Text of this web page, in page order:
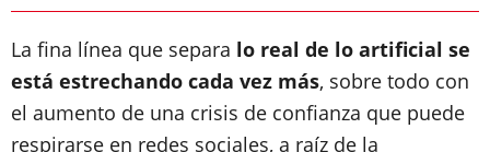
La fina línea que separa lo real de lo artificial se
está estrechando cada vez más, sobre todo con
el aumento de una crisis de confianza que puede
respirarse en redes sociales, a raíz de la